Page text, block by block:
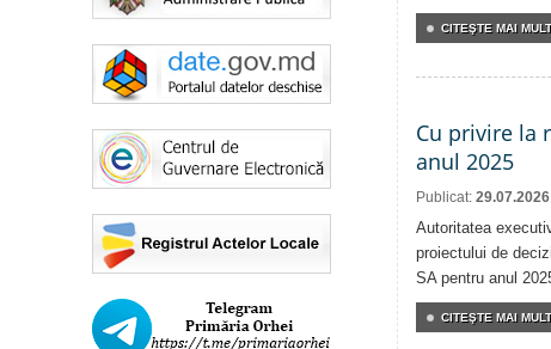
CITEŞTE MAI
Cu privire la
anul 2025
Publicat: 29.07.2026
Autoritatea
proiectului de
SA pentru anul
CITEŞTE MAI